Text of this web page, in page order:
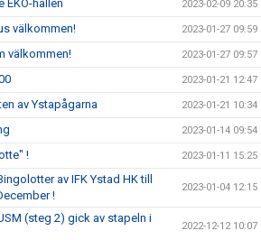
EKO-hallen 2023-02-09 20:35
välkommen! 2023-01-27 09:59
välkommen! 2023-01-27 09:57
2023-01-21 12:47
av Ystapågarna 2023-01-21 10:34
2023-01-14 09:54
! 2023-01-11 15:25
av IFK Ystad HK till
!
2023-01-04 12:15
(steg 2) gick av stapeln i
2022-12-12 10:07